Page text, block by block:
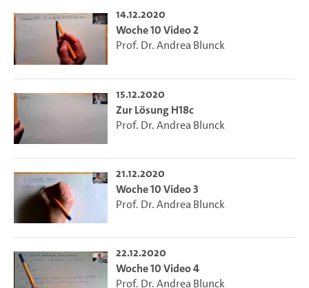
14.12.2020
Woche 10 Video 2
Prof. Dr. Andrea Blunck
15.12.2020
Zur Lösung H18c
Prof. Dr. Andrea Blunck
21.12.2020
Woche 10 Video 3
Prof. Dr. Andrea Blunck
22.12.2020
Woche 10 Video 4
Prof. Dr. Andrea Blunck